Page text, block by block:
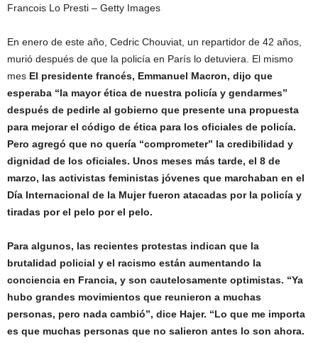
Francois Lo Presti – Getty Images
En enero de este año, Cedric Chouviat, un repartidor de 42 años,
murió después de que la policía en París lo detuviera. El mismo
mes El presidente francés, Emmanuel Macron, dijo que
esperaba “la mayor ética de nuestra policía y gendarmes”
después de pedirle al gobierno que presente una propuesta
para mejorar el código de ética para los oficiales de policía.
Pero agregó que no quería “comprometer” la credibilidad y
dignidad de los oficiales. Unos meses más tarde, el 8 de
marzo, las activistas feministas jóvenes que marchaban en el
Día Internacional de la Mujer fueron atacadas por la policía y
tiradas por el pelo por el pelo.
Para algunos, las recientes protestas indican que la
brutalidad policial y el racismo están aumentando la
conciencia en Francia, y son cautelosamente optimistas. “Ya
hubo grandes movimientos que reunieron a muchas
personas, pero nada cambió”, dice Hajer. “Lo que me importa
es que muchas personas que no salieron antes lo son ahora.